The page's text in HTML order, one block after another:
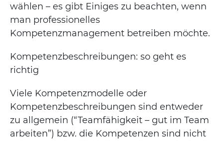
wählen – es gibt Einiges zu beachten, wenn
man professionelles
Kompetenzmanagement betreiben möchte.
Kompetenzbeschreibungen: so geht es
richtig
Viele Kompetenzmodelle oder
Kompetenzbeschreibungen sind entweder
zu allgemein (“Teamfähigkeit – gut im Team
arbeiten”) bzw. die Kompetenzen sind nicht